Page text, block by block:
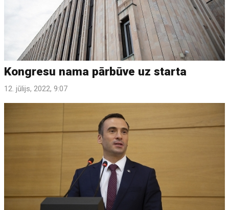
Kongresu nama pārbūve uz starta
12. jūlijs, 2022, 9:07